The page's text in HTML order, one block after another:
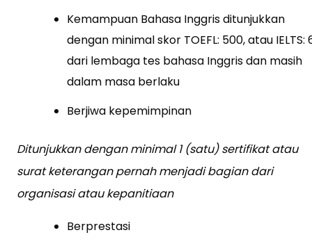
Kemampuan Bahasa Inggris ditunjukkan
dengan minimal skor TOEFL: 500, atau IELTS:
dari lembaga tes bahasa Inggris dan masih
dalam masa berlaku
Berjiwa kepemimpinan
Ditunjukkan dengan minimal 1 (satu) sertifikat atau
surat keterangan pernah menjadi bagian dari
organisasi atau kepanitiaan
Berprestasi